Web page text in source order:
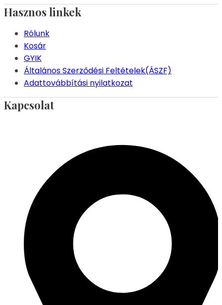
Hasznos linkek
Rólunk
Kosár
GYIK
Általános Szerződési Feltételek(ÁSZF)
Adattovábbítási nyilatkozat
Kapcsolat